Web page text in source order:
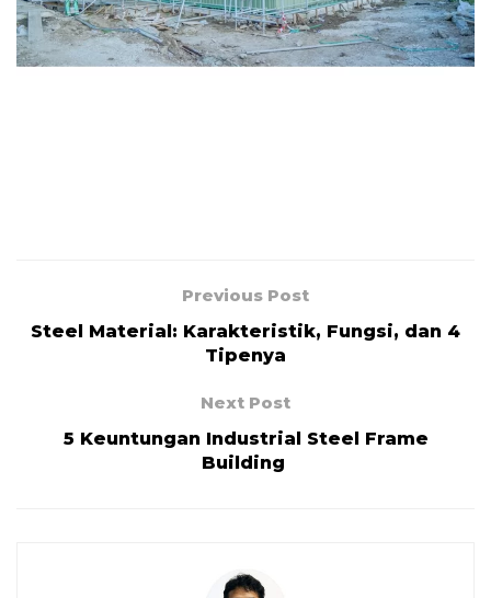
Previous Post
Steel Material: Karakteristik, Fungsi, dan 4
Tipenya
Next Post
5 Keuntungan Industrial Steel Frame
Building